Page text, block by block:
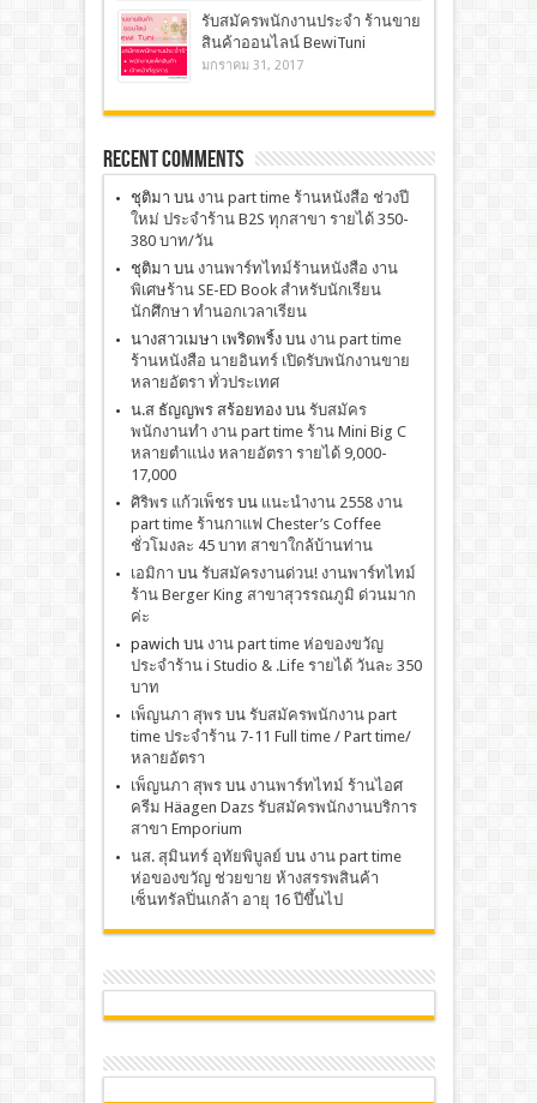
รับสมัครพนักงานประจำ ร้านขาย
สินค้าออนไลน์ BewiTuni
มกราคม 31, 2017
Recent Comments
ชุติมา บน งาน part time ร้านหนังสือ ช่วงปี
ใหม่ ประจำร้าน B2S ทุกสาขา รายได้ 350-
380 บาท/วัน
ชุติมา บน งานพาร์ทไทม์ร้านหนังสือ งาน
พิเศษร้าน SE-ED Book สำหรับนักเรียน
นักศึกษา ทำนอกเวลาเรียน
นางสาวเมษา เพริดพริ้งบน งาน part time
ร้านหนังสือ นายอินทร์ เปิดรับพนักงานขาย
หลายอัตรา ทั่วประเทศ
น.ส ธัญญพร สร้อยทองบน รับสมัคร
พนักงานทำ งาน part time ร้าน Mini Big C
หลายตำแน่ง หลายอัตรา รายได้ 9,000-
17,000
ศิริพร แก้วเพ็ชรบน เเนะนำงาน 2558 งาน
part time ร้านกาแฟ Chester’s Coffee
ชั่วโมงละ 45 บาท สาขาใกล้บ้านท่าน
เอมิกา บน รับสมัครงานด่วน! งานพาร์ทไทม์
ร้าน Berger King สาขาสุวรรณภูมิ ด่วนมาก
ค่ะ
pawich บน งาน part time ห่อของขวัญ
ประจำร้าน i Studio & .Life รายได้ วันละ 350
บาท
เพ็ญนภา สุพรบน รับสมัครพนักงาน part
time ประจำร้าน 7-11 Full time / Part time/
หลายอัตรา
เพ็ญนภา สุพรบน งานพาร์ทไทม์ ร้านไอศ
ครีม Häagen Dazs รับสมัครพนักงานบริการ
สาขา Emporium
นส. สุมินทร์ อุทัยพิบูลย์ บน งาน part time
ห่อของขวัญ ช่วยขาย ห้างสรรพสินค้า
เซ็นทรัลปิ่นเกล้า อายุ 16 ปีขึ้นไป